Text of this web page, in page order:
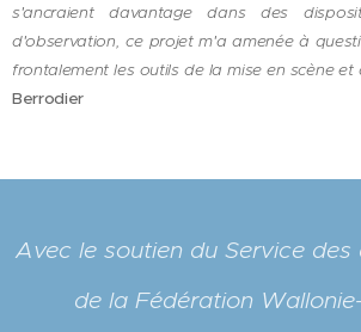
s'ancraient davantage dans des
d'observation, ce projet m'a amenée à
frontalement les outils de la mise en scène et
Berrodier
Avec le soutien du Service
de la Fédération